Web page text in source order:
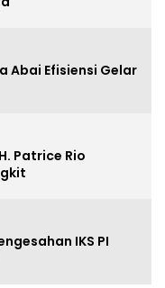
Abai Efisiensi Gelar
Patrice Rio
IKS PI